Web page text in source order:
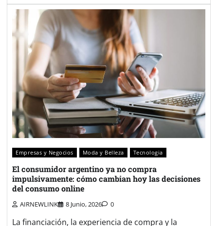
Empresas y Negocios Moda y Belleza Tecnologia
El consumidor argentino ya no compra
impulsivamente: cómo cambian hoy las decisiones
del consumo online
AIRNEWLINK 8 Junio, 2026 0
La financiación, la experiencia de compra y la